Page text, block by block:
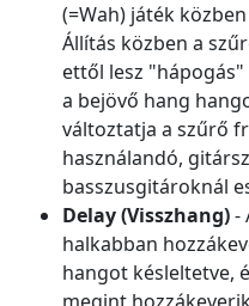
(=Wah) játék
Állítás közben a
ettől lesz "hápogás"
a bejövő hang
változtatja a szűrő
használandó,
basszusgitároknál
Delay (Visszhang)-
halkabban
hangot késleltetve,